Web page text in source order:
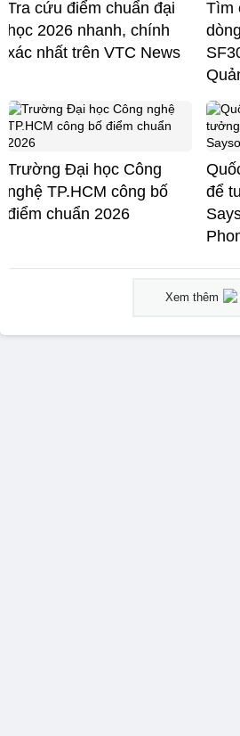
Tra cứu điểm chuẩn đại
học 2026 nhanh, chính
xác nhất trên VTC News
Tìm
Trường Đại học Công
nghệ TP.HCM công bố
điểm chuẩn 2026
để
Xem thêm